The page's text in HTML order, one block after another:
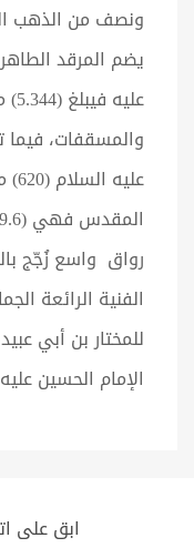
ونصف من الذهب
يضم المرقد
والمسقفات،
رواق واسع زُجّج
الفنية الرائعة
للمختار بن أبي
الإمام الحسين عليه
ابق على